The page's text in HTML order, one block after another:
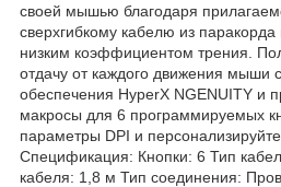
своей мышью благодаря
сверхгибкому кабелю из
низким коэффициентом трения.
отдачу от каждого движения
обеспечения HyperX NGENUITY и
макросы для 6 программируемых
параметры DPI и персонализируйте
Спецификация: Кнопки: 6 Тип
кабеля: 1,8 м Тип соединения: